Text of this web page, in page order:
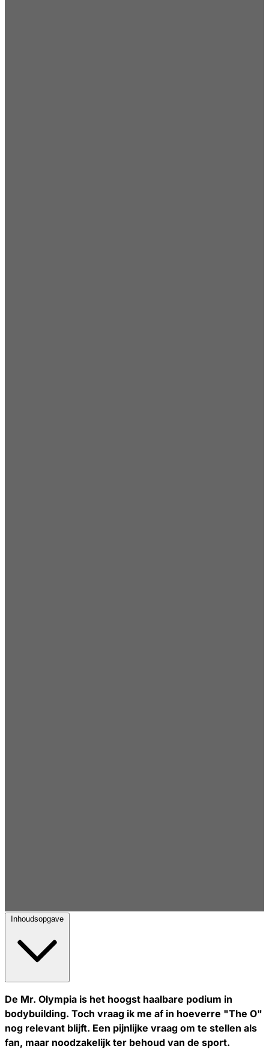
Inhoudsopgave
De Mr. Olympia is het hoogst haalbare podium in
bodybuilding. Toch vraag ik me af in hoeverre "The O"
nog relevant blijft. Een pijnlijke vraag om te stellen als
fan, maar noodzakelijk ter behoud van de sport.